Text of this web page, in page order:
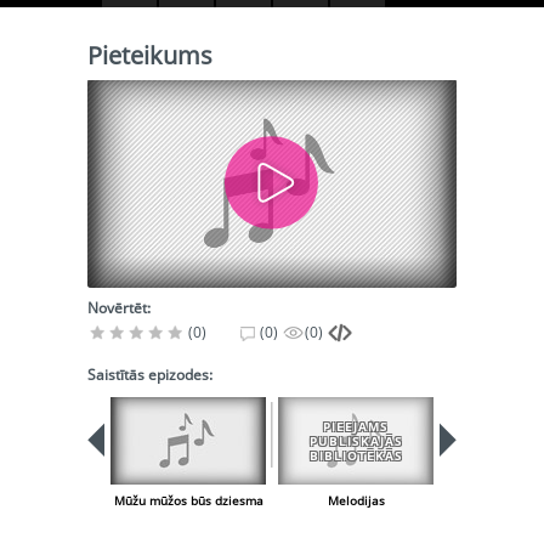
Pieteikums
Novērtēt:
(0)
(0) (0)
Saistītās epizodes:
Mūžu mūžos būs dziesma
PIEEJAMS
PUBLISKAJĀS
BIBLIOTĒKĀS
Melodijas